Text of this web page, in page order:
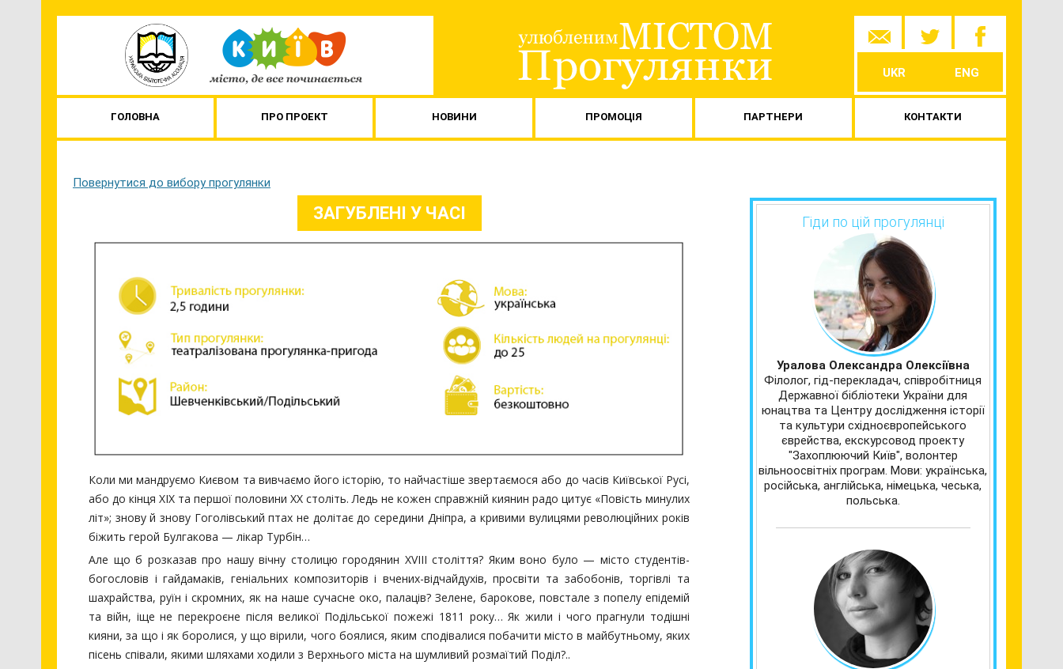
UKR ENG
ГОЛОВНА ПРО ПРОЕКТ НОВИНИ ПРОМОЦІЯ ПАРТНЕРИ КОНТАКТИ
Повернутися до вибору прогулянки
ЗАГУБЛЕНІ У ЧАСІ
Коли ми мандруємо Києвом та вивчаємо його історію, то найчастіше звертаємося або до часів Київської Русі,
або до кінця ХІХ та першої половини ХХ століть. Ледь не кожен справжній киянин радо цитує «Повість минулих
літ»; знову й знову Гоголівський птах не долітає до середини Дніпра, а кривими вулицями революційних років
біжить герой Булгакова — лікар Турбін…
Але що б розказав про нашу вічну столицю городянин XVIII століття? Яким воно було — місто студентів-
богословів і гайдамаків, геніальних композиторів і вчених-відчайдухів, просвіти та забобонів, торгівлі та
шахрайства, руїн і скромних, як на наше сучасне око, палаців? Зелене, барокове, повстале з попелу епідемій
та війн, іще не перекроєне після великої Подільської пожежі 1811 року… Як жили і чого прагнули тодішні
кияни, за що і як боролися, у що вірили, чого боялися, яким сподівалися побачити місто в майбутньому, яких
пісень співали, якими шляхами ходили з Верхнього міста на шумливий розмаїтий Поділ?..
Гіди по цій прогулянці
Уралова Олександра Олексіївна
Філолог, гід-перекладач, співробітниця
Державної бібліотеки України для
юнацтва та Центру дослідження історії
та культури східноєвропейського
єврейства, екскурсовод проекту
"Захоплюючий Київ", волонтер
вільноосвітніх програм. Мови: українська,
російська, англійська, німецька, чеська,
польська.